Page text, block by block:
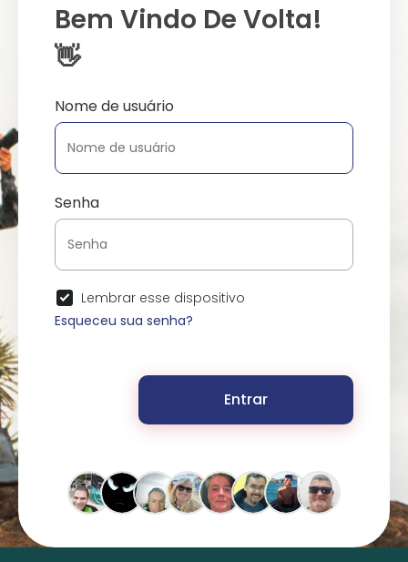
Bem Vindo De Volta!
👋
Nome de usuário
Senha
Lembrar esse dispositivo
Esqueceu sua senha?
Entrar